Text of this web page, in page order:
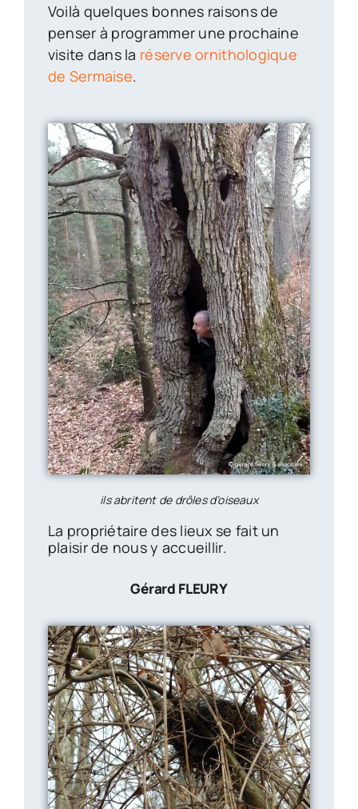
Voilà quelques bonnes raisons de
penser à programmer une prochaine
visite dans la réserve ornithologique
de Sermaise.
ils abritent de drôles d’oiseaux
La propriétaire des lieux se fait un
plaisir de nous y accueillir.
Gérard FLEURY